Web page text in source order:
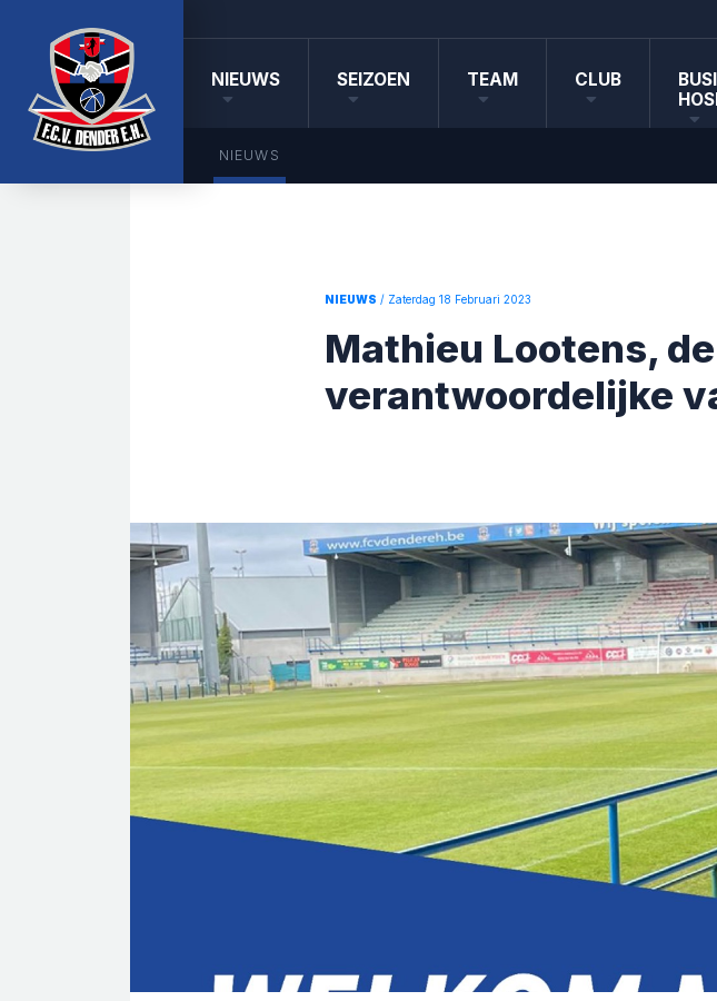
NIEUWS
NIEUWS
SEIZOEN TEAM CLUB
NIEUWS / Zaterdag 18 Februari 2023
Mathieu Lootens,
verantwoordelijke